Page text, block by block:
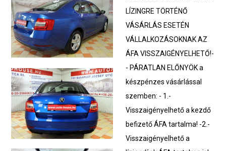
LÍZINGRE TÖRTÉNŐ
VÁSÁRLÁS ESETÉN
VÁLLALKOZÁSOKNAK AZ
ÁFA VISSZAIGÉNYELHETŐ!-
- PÁRATLAN ELŐNYÖK a
készpénzes vásárlással
szemben: - 1.-
Visszaigényelhető a kezdő
befizető ÁFA tartalma! -2.-
Visszaigényelhető a